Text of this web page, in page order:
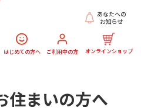
はじめての方へ ご利用中の方 オンラインショップ
あなたへの
お知らせ
住まいの方へ